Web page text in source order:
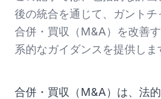
後の統合を通じて、ガント
合併・買収（M&A）を改善
系的なガイダンスを提供しま
合併・買収（M&A）は、法